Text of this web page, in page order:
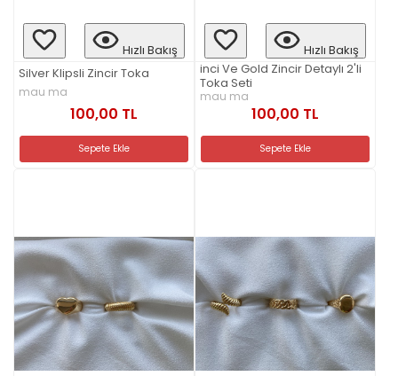
Hızlı Bakış
Silver Klipsli Zincir Toka
mau ma
100,00 TL
Sepete Ekle
Hızlı Bakış
inci Ve Gold Zincir Detaylı 2'li
Toka Seti
mau ma
100,00 TL
Sepete Ekle